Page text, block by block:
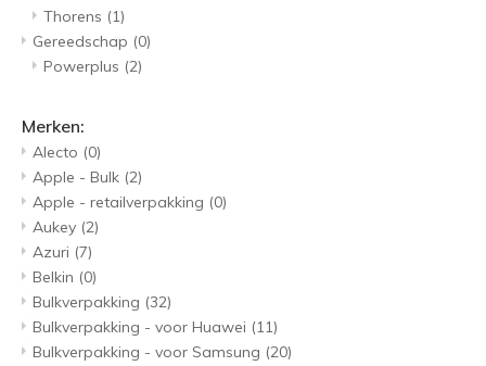
Thorens (1)
Gereedschap (0)
Powerplus (2)
Merken:
Alecto (0)
Apple - Bulk (2)
Apple - retailverpakking (0)
Aukey (2)
Azuri (7)
Belkin (0)
Bulkverpakking (32)
Bulkverpakking - voor Huawei (11)
Bulkverpakking - voor Samsung (20)